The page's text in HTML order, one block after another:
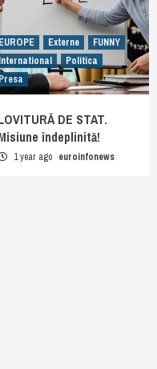
EUROPE Externe
FUNNY
International
Politica
Presa
DE STAT.
îndeplinită!
1 year ago euroinfonews